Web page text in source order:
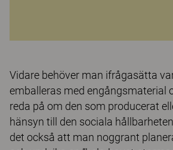
Vidare behöver man ifrågasätta
emballeras med engångsmaterial
reda på om den som producerat
hänsyn till den sociala
det också att man noggrant